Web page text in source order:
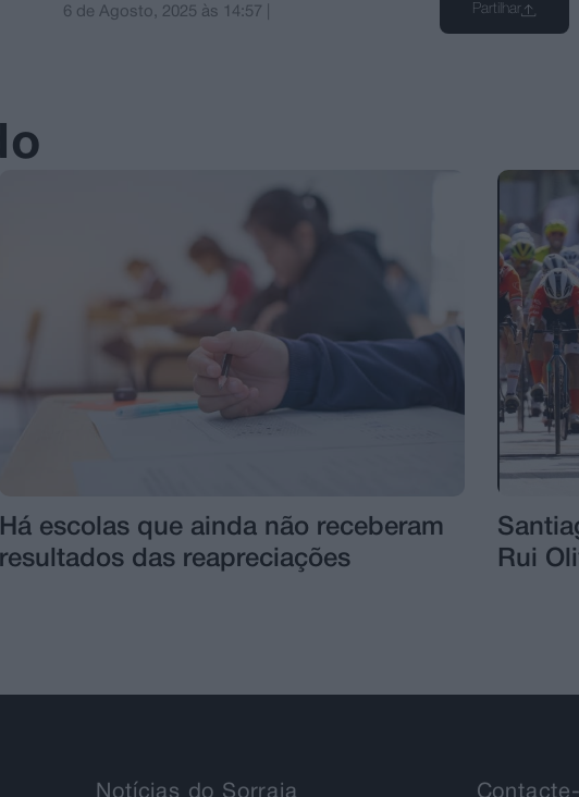
6 de Agosto, 2025 às 14:57 Partilhar
Há escolas que ainda não receberam
resultados das reapreciações
Rui
Notícias do Sorraia